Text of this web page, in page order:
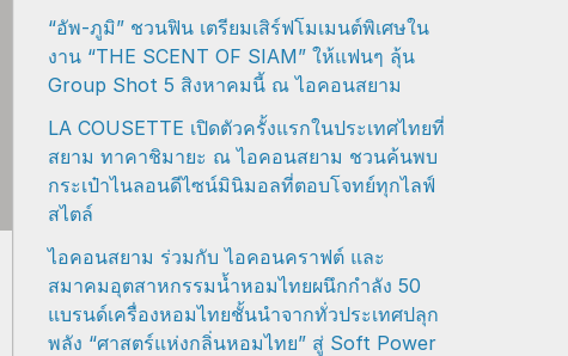
“อัพ-ภูมิ” ชวนฟิน เตรียมเสิร์ฟโมเมนต์พิเศษใน
งาน “THE SCENT OF SIAM” ให้แฟนๆ ลุ้น
Group Shot 5 สิงหาคมนี้ ณ ไอคอนสยาม
LA COUSETTE เปิดตัวครั้งแรกในประเทศไทยที่
สยาม ทาคาชิมายะ ณ ไอคอนสยาม ชวนค้นพบ
กระเป๋าไนลอนดีไซน์มินิมอลที่ตอบโจทย์ทุกไลฟ์
สไตล์
ไอคอนสยาม ร่วมกับ ไอคอนคราฟต์ และ
สมาคมอุตสาหกรรมน้ำหอมไทยผนึกกำลัง 50
แบรนด์เครื่องหอมไทยชั้นนำจากทั่วประเทศปลุก
พลัง “ศาสตร์แห่งกลิ่นหอมไทย” สู่ Soft Power